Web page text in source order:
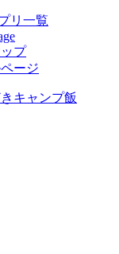
リ一覧
プ
ージ
キャンプ飯